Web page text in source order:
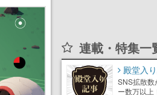
連載・特集一
殿堂入
SNS拡散数
ー数万以上